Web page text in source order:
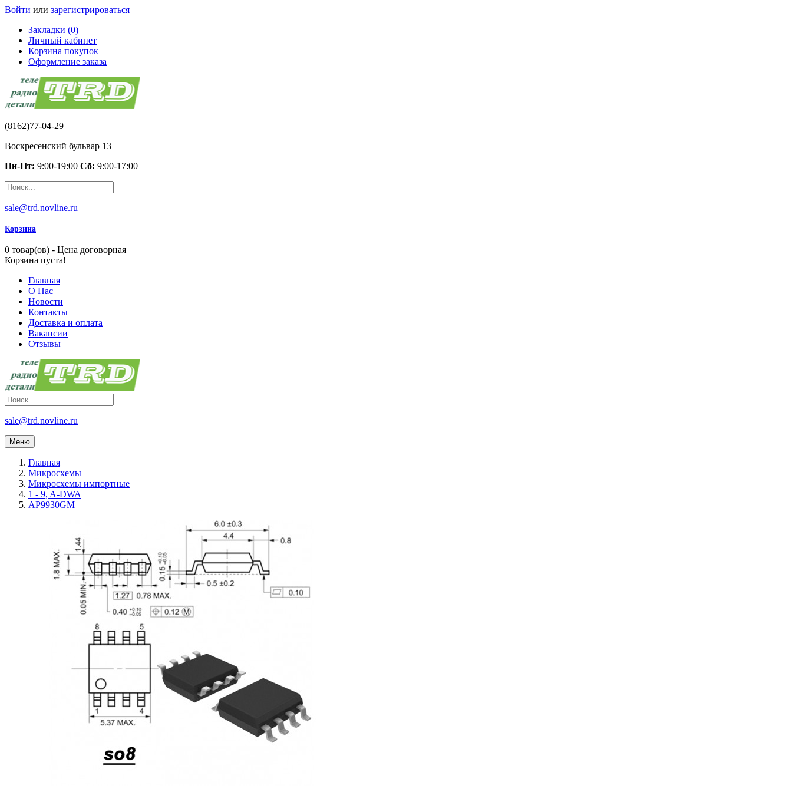
Войти или зарегистрироваться
Закладки (0)
Личный кабинет
Корзина покупок
Оформление заказа
(8162)77-04-29
Воскресенский бульвар 13
Пн-Пт: 9:00-19:00 Сб: 9:00-17:00
sale@trd.novline.ru
Корзина
0 товар(ов) - Цена договорная
Корзина пуста!
Главная
О Нас
Новости
Контакты
Доставка и оплата
Вакансии
Отзывы
sale@trd.novline.ru
Меню
Главная
Микросхемы
Микросхемы импортные
1 - 9, A-DWA
AP9930GM